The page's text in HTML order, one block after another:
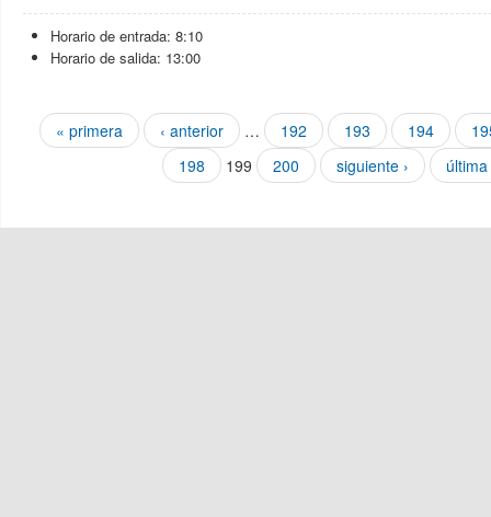
Horario de entrada: 8:10
Horario de salida: 13:00
Páginas
« primera ‹ anterior … 192 193 194
198
199 200 siguiente ›